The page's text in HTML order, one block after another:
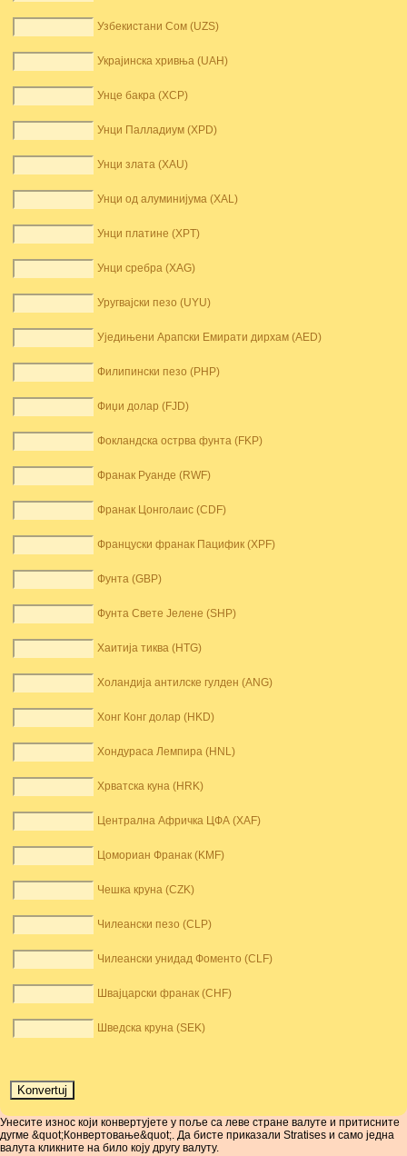
Узбекистани Сом (UZS)
Украјинска хривња (UAH)
Унце бакра (XCP)
Унци Палладиум (XPD)
Унци злата (XAU)
Унци од алуминијума (XAL)
Унци платине (XPT)
Унци сребра (XAG)
Уругвајски пезо (UYU)
Уједињени Арапски Емирати дирхам (AED)
Филипински пезо (PHP)
Фиџи долар (FJD)
Фокландска острва фунта (FKP)
Франак Руанде (RWF)
Франак Цонголаис (CDF)
Француски франак Пацифик (XPF)
Фунта (GBP)
Фунта Свете Јелене (SHP)
Хаитија тиква (HTG)
Холандија антилске гулден (ANG)
Хонг Конг долар (HKD)
Хондураса Лемпира (HNL)
Хрватска куна (HRK)
Централна Афричка ЦФА (XAF)
Цомориан Франак (KMF)
Чешка круна (CZK)
Чилеански пезо (CLP)
Чилеански унидад Фоменто (CLF)
Швајцарски франак (CHF)
Шведска круна (SEK)
Унесите износ који конвертујете у поље са леве стране валуте и притисните
дугме &quot;Конвертовање&quot;. Да бисте приказали Stratises и само једна
валута кликните на било коју другу валуту.